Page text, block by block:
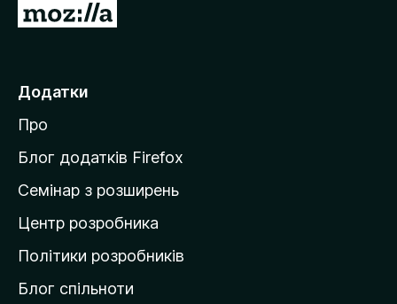
П
е
й
т
и
а
д
о
і
Додатки
Про
Блог додатків Firefox
Семінар з розширень
Центр розробника
Політики розробників
Блог спільноти